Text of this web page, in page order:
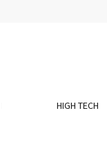
HIGH TECH